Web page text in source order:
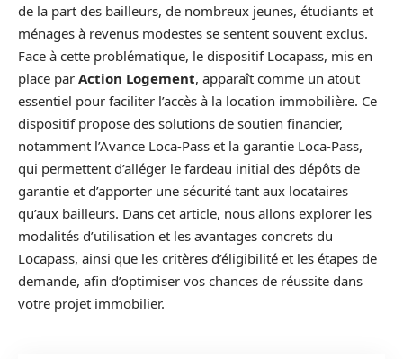
de la part des bailleurs, de nombreux jeunes, étudiants et
ménages à revenus modestes se sentent souvent exclus.
Face à cette problématique, le dispositif Locapass, mis en
place par Action Logement, apparaît comme un atout
essentiel pour faciliter l’accès à la location immobilière. Ce
dispositif propose des solutions de soutien financier,
notamment l’Avance Loca-Pass et la garantie Loca-Pass,
qui permettent d’alléger le fardeau initial des dépôts de
garantie et d’apporter une sécurité tant aux locataires
qu’aux bailleurs. Dans cet article, nous allons explorer les
modalités d’utilisation et les avantages concrets du
Locapass, ainsi que les critères d’éligibilité et les étapes de
demande, afin d’optimiser vos chances de réussite dans
votre projet immobilier.